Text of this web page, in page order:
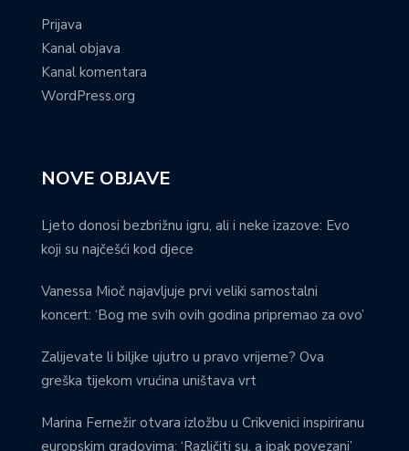
Prijava
Kanal objava
Kanal komentara
WordPress.org
NOVE OBJAVE
Ljeto donosi bezbrižnu igru, ali i neke izazove: Evo
koji su najčešći kod djece
Vanessa Mioč najavljuje prvi veliki samostalni
koncert: ‘Bog me svih ovih godina pripremao za ovo’
Zalijevate li biljke ujutro u pravo vrijeme? Ova
greška tijekom vrućina uništava vrt
Marina Fernežir otvara izložbu u Crikvenici inspiriranu
europskim gradovima: ‘Različiti su, a ipak povezani’